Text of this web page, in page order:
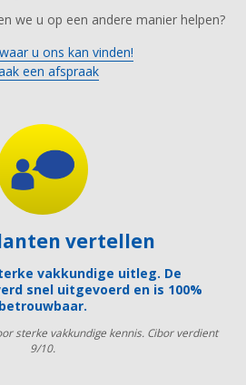
we u op een andere manier helpen?
u ons kan vinden!
een afspraak
vertellen
vakkundige uitleg. De
snel uitgevoerd en is 100%
betrouwbaar.
sterke vakkundige kennis. Cibor verdient
9/10.